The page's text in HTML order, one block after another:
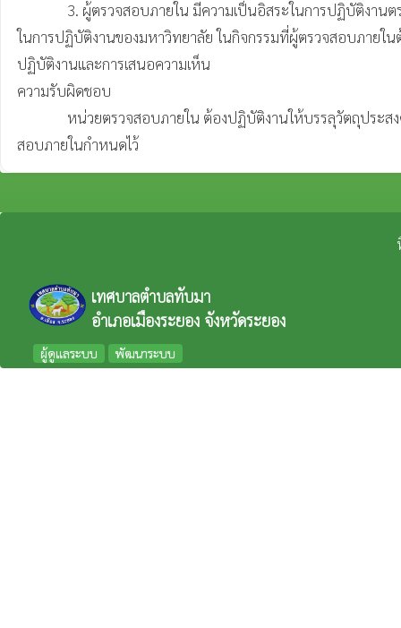
ในการปฏิบัติงานของมหาวิทยาลัย ในกิจกรรมที่ผู้ตรวจสอบภายใ
ปฏิบัติงานและการเสนอความเห็น
ความรับผิดชอบ
สอบภายในกำหนดไว้
เทศบาลตำบลทับมา
อำเภอเมืองระยอง จังหวัดระยอง
ผู้ดูแลระบบ พัฒนาระบบ